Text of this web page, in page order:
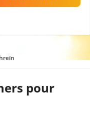
pour